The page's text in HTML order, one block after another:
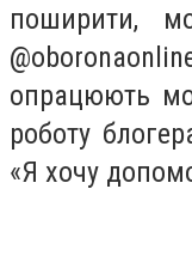
поширити,
опрацюють
роботу
«Я хочу